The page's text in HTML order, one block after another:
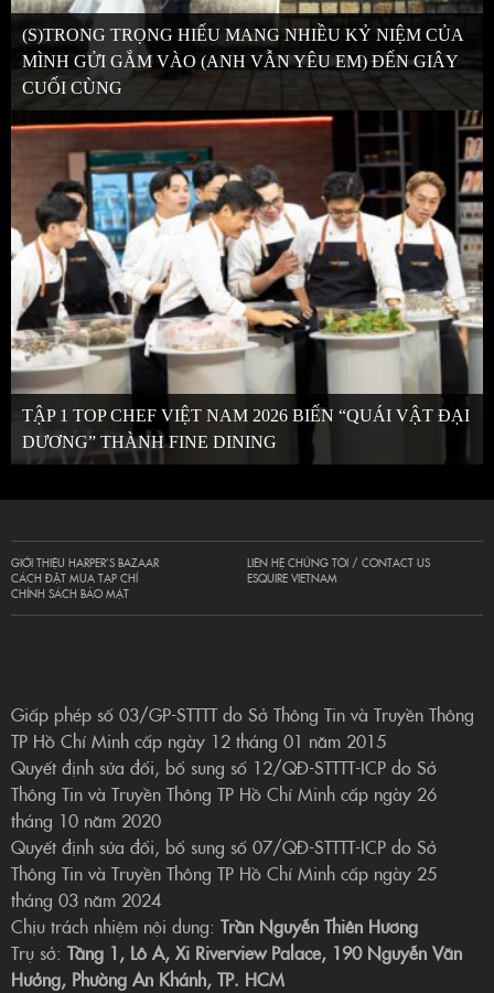
(S)TRONG TRỌNG HIẾU MANG NHIỀU KỶ NIỆM CỦA
MÌNH GỬI GẮM VÀO (ANH VẪN YÊU EM) ĐẾN GIÂY
CUỐI CÙNG
TẬP 1 TOP CHEF VIỆT NAM 2026 BIẾN “QUÁI VẬT ĐẠI
DƯƠNG” THÀNH FINE DINING
GIỚI THIỆU HARPER’S BAZAAR
CÁCH ĐẶT MUA TẠP CHÍ
CHÍNH SÁCH BẢO MẬT
LIÊN HỆ CHÚNG TÔI / CONTACT US
ESQUIRE VIETNAM
Giấp phép số 03/GP-STTTT do Sở Thông Tin và Truyền Thông
TP Hồ Chí Minh cấp ngày 12 tháng 01 năm 2015
Quyết định sửa đổi, bổ sung số 12/QĐ-STTTT-ICP do Sở
Thông Tin và Truyền Thông TP Hồ Chí Minh cấp ngày 26
tháng 10 năm 2020
Quyết định sửa đổi, bổ sung số 07/QĐ-STTTT-ICP do Sở
Thông Tin và Truyền Thông TP Hồ Chí Minh cấp ngày 25
tháng 03 năm 2024
Chịu trách nhiệm nội dung: Trần Nguyễn Thiên Hương
Trụ sở: Tầng 1, Lô A, Xi Riverview Palace, 190 Nguyễn Văn
Hưởng, Phường An Khánh, TP. HCM